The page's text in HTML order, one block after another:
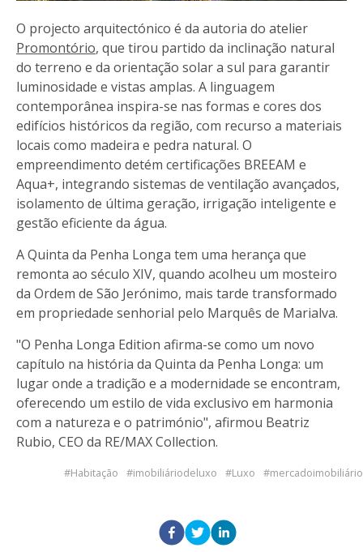
O projecto arquitectónico é da autoria do atelier
Promontório, que tirou partido da inclinação natural
do terreno e da orientação solar a sul para garantir
luminosidade e vistas amplas. A linguagem
contemporânea inspira-se nas formas e cores dos
edifícios históricos da região, com recurso a materiais
locais como madeira e pedra natural. O
empreendimento detém certificações BREEAM e
Aqua+, integrando sistemas de ventilação avançados,
isolamento de última geração, irrigação inteligente e
gestão eficiente da água.
A Quinta da Penha Longa tem uma herança que
remonta ao século XIV, quando acolheu um mosteiro
da Ordem de São Jerónimo, mais tarde transformado
em propriedade senhorial pelo Marquês de Marialva.
"O Penha Longa Edition afirma-se como um novo
capítulo na história da Quinta da Penha Longa: um
lugar onde a tradição e a modernidade se encontram,
oferecendo um estilo de vida exclusivo em harmonia
com a natureza e o património", afirmou Beatriz
Rubio, CEO da RE/MAX Collection.
Habitação imobiliáriodeluxo Luxo mercadoimobiliário